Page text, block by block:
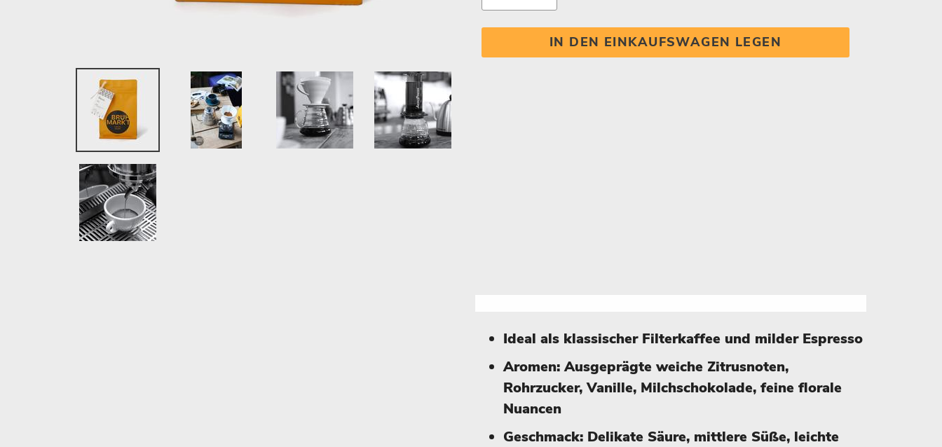
IN DEN EINKAUFSWAGEN LEGEN
Ideal als klassischer Filterkaffee und milder Espresso
Aromen: Ausgeprägte weiche Zitrusnoten,
Rohrzucker, Vanille, Milchschokolade, feine florale
Nuancen
Geschmack: Delikate Säure, mittlere Süße, leichte